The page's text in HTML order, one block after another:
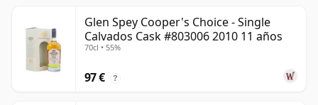
Glen Spey Cooper's Choice - Single
Calvados Cask #803006 2010 11 años
70cl • 55%
97 € ?